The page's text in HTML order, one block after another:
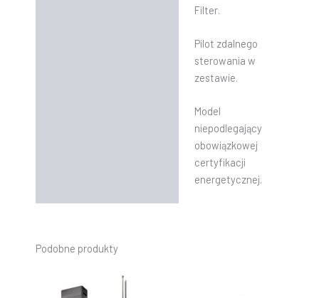
Filter.
Pilot zdalnego
sterowania w
zestawie.
Model
niepodlegający
obowiązkowej
certyfikacji
energetycznej.
Podobne produkty